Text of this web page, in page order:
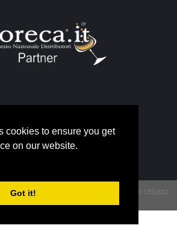
cookies to ensure you get
on our website.
Got it!
info@horeca.it
Termini Di Utilizzo